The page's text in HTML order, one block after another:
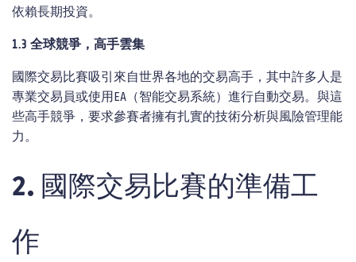
依賴長期投資。
1.3 全球競爭，高手雲集
國際交易比賽吸引來自世界各地的交易高手，其中許多人是
專業交易員或使用EA（智能交易系統）進行自動交易。與這
些高手競爭，要求參賽者擁有扎實的技術分析與風險管理能
力。
2. 國際交易比賽的準備工
作